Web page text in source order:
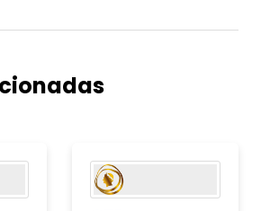
em 29 ofertas de hotéis e
empresa também possui e opera
clientes de jogos
e clientes de grupo, incluindo
comerciais e pequenas
era anteriormente conhecida